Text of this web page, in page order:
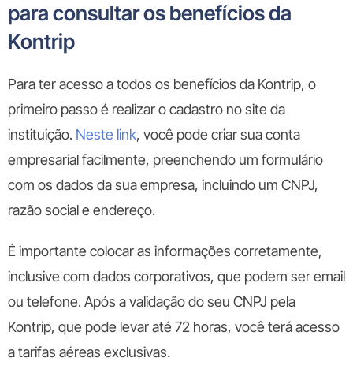
para consultar os benefícios da
Kontrip
Para ter acesso a todos os benefícios da Kontrip, o
primeiro passo é realizar o cadastro no site da
instituição. Neste link, você pode criar sua conta
empresarial facilmente, preenchendo um formulário
com os dados da sua empresa, incluindo um CNPJ,
razão social e endereço.
É importante colocar as informações corretamente,
inclusive com dados corporativos, que podem ser email
ou telefone. Após a validação do seu CNPJ pela
Kontrip, que pode levar até 72 horas, você terá acesso
a tarifas aéreas exclusivas.